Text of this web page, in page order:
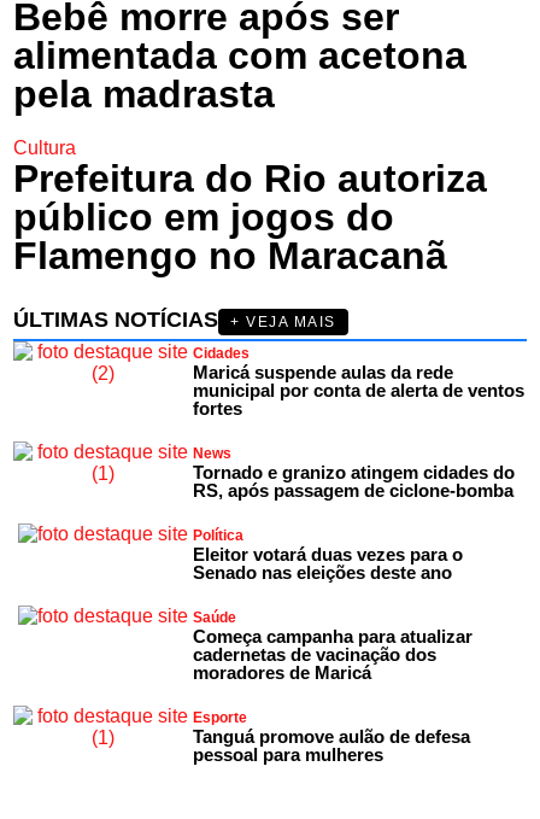
Bebê morre após ser
alimentada com acetona
pela madrasta
Cultura
Prefeitura do Rio autoriza
público em jogos do
Flamengo no Maracanã
ÚLTIMAS NOTÍCIAS
+ VEJA MAIS
Cidades
Maricá suspende aulas da rede
municipal por conta de alerta de ventos
fortes
News
Tornado e granizo atingem cidades do
RS, após passagem de ciclone-bomba
Política
Eleitor votará duas vezes para o
Senado nas eleições deste ano
Saúde
Começa campanha para atualizar
cadernetas de vacinação dos
moradores de Maricá
Esporte
Tanguá promove aulão de defesa
pessoal para mulheres